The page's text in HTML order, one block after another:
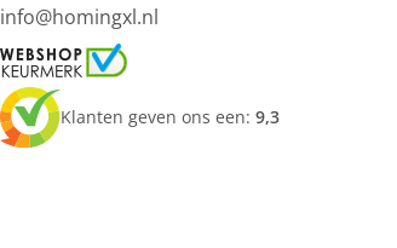
info@homingxl.nl
Klanten geven ons een: 9,3